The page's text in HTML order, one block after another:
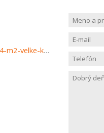
https://www.haloreality.sk/velke-kostolany/predaj-pozemok-pre-rodinny-dom---1284-m2-velke-kostolany/72787